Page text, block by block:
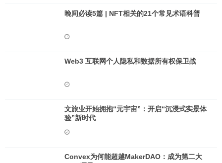
晚间必读5篇 | NFT相关的21个常见术语科普
Web3 互联网个人隐私和数据所有权保卫战
文旅业开始拥抱“元宇宙”：开启“沉浸式实景体
验”新时代
Convex为何能超越MakerDAO：成为第二大